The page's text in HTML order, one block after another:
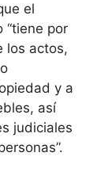
el
“tiene por
los actos,
y a
así
judiciales